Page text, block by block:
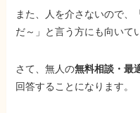
また、人を介さないので、
だ～」と言う方にも向いて
さて、無人の無料相談・最
回答することになります。